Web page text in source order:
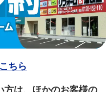
ちら
方は、ほかのお客様の